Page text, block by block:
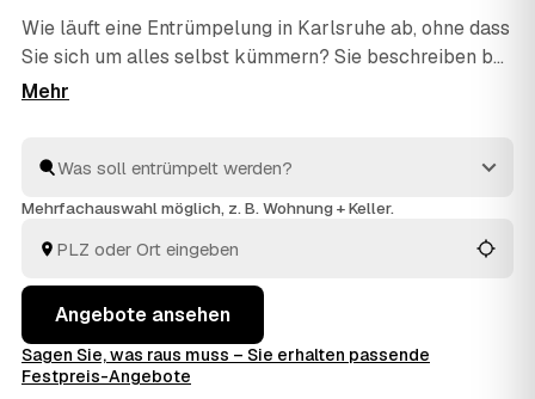
Wie läuft eine Entrümpelung in Karlsruhe ab, ohne dass
Sie sich um alles selbst kümmern? Sie beschreiben bei
AWL einmal, was weg soll – vom einzelnen Keller bis
Festpreisen. Sie wählen das beste Angebot aus, der
Rest passiert vor Ort: ausräumen, abtransportieren,
Mehrfachauswahl möglich, z. B. Wohnung + Keller.
Angebote ansehen
Sagen Sie, was raus muss – Sie erhalten passende
Festpreis-Angebote